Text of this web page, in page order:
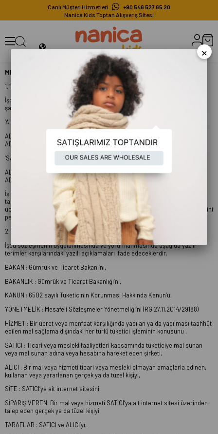
Canlı Müşteri Hizmetleri
+90 546 527 65 20
Nanica Kids Toptan Alışveriş Sitesi
MESAFELİ SATIŞ SÖZLEŞMESİ
1.TARAFLAR
İşbu Sözleşme aşağıdaki taraflar arasında aşağıda belirtilen hüküm ve
şartlar çerçevesinde imzalanmıştır.
‘ALICI’ ; (sözleşmede bundan sonra "ALICI" olarak anılacaktır)
AD- SOYAD:
ADRES:
‘SATICI’ ; (sözleşmede bundan sonra "SATICI" olarak anılacaktır)
AD- SOYAD: NANİCA TEKSTİL SANAYİ VE TİCARET LTD. ŞTİ.
ADRES:
İş bu sözleşmeyi kabul etmekle ALICI, sözleşme konusu siparişi onayladığı
takdirde sipariş konusu bedeli ve varsa kargo ücreti, vergi gibi belirtilen ek
ücretleri ödeme yükümlülüğü altına gireceğini ve bu konuda bilgilendirildiğini
peşinen kabul eder.
2.TANIMLAR
İşbu sözleşmenin uygulanmasında ve yorumlanmasında aşağıda yazılı
terimler karşılarındaki yazılı açıklamaları ifade edeceklerdir.
BAKAN : Gümrük ve Ticaret Bakanı’nı,
BAKANLIK : Gümrük ve Ticaret Bakanlığı’nı,
KANUN : 6502 sayılı Tüketicinin Korunması Hakkında Kanun’u,
YÖNETMELİK : Mesafeli Sözleşmeler Yönetmeliği’ni (RG:27.11.2014/29188)
HİZMET : Bir ücret veya menfaat karşılığında yapılan ya da yapılması taahhüt
edilen mal sağlama dışındaki her türlü tüketici işleminin konusunu ,
SATICI : Ticari veya mesleki faaliyetleri kapsamında tüketiciye mal sunan
veya mal sunan adına veya hesabına hareket eden şirketi,
ALICI : Bir mal veya hizmeti ticari veya mesleki olmayan amaçlarla edinen,
kullanan veya yararlanan gerçek ya da tüzel kişiyi,
SİTE : SATICI’ya ait internet sitesini,
SİPARİŞ VEREN: Bir mal veya hizmeti SATICI’ya ait internet sitesi üzerinden
talep eden gerçek ya da tüzel kişiyi,
TARAFLAR : SATICI ve ALICI’yı,
×